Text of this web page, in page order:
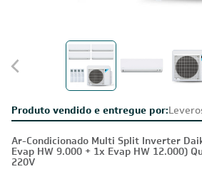
Produto vendido e entregue por:
Ar-Condicionado Multi Split Inverter
Evap HW 9.000 + 1x Evap HW 12.000)
220V